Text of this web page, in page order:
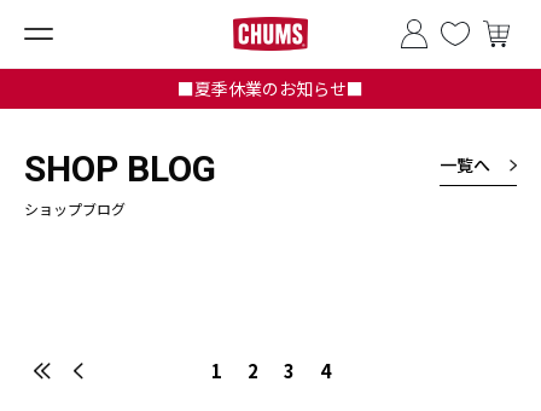
■夏季休業のお知らせ■
SHOP BLOG
ショップブログ
一覧へ
1 2 3 4